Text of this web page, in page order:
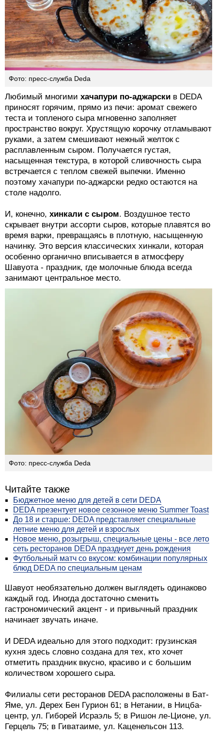
Фото: пресс-служба Deda
Любимый многими хачапури по-аджарски в DEDA
приносят горячим, прямо из печи: аромат свежего
теста и топленого сыра мгновенно заполняет
пространство вокруг. Хрустящую корочку отламывают
руками, а затем смешивают нежный желток с
расплавленным сыром. Получается густая,
насыщенная текстура, в которой сливочность сыра
встречается с теплом свежей выпечки. Именно
поэтому хачапури по-аджарски редко остаются на
столе надолго.
И, конечно, хинкали с сыром. Воздушное тесто
скрывает внутри ассорти сыров, которые плавятся во
время варки, превращаясь в плотную, насыщенную
начинку. Это версия классических хинкали, которая
особенно органично вписывается в атмосферу
Шавуота - праздник, где молочные блюда всегда
занимают центральное место.
Фото: пресс-служба Deda
Читайте также
Бюджетное меню для детей в сети DEDA
DEDA презентует новое сезонное меню Summer Toast
До 18 и старше: DEDA представляет специальные
летние меню для детей и взрослых
Новое меню, розыгрыш, специальные цены - все лето
сеть ресторанов DEDA празднует день рождения
Футбольный матч со вкусом: комбинации популярных
блюд DEDA по специальным ценам
Шавуот необязательно должен выглядеть одинаково
каждый год. Иногда достаточно сменить
гастрономический акцент - и привычный праздник
начинает звучать иначе.
И DEDA идеально для этого подходит: грузинская
кухня здесь словно создана для тех, кто хочет
отметить праздник вкусно, красиво и с большим
количеством хорошего сыра.
Филиалы сети ресторанов DEDA расположены в Бат-
Яме, ул. Дерех Бен Гурион 61; в Нетании, в Ницба-
центр, ул. Гиборей Исраэль 5; в Ришон ле-Ционе, ул.
Герцель 75; в Гиватаиме, ул. Каценельсон 113.